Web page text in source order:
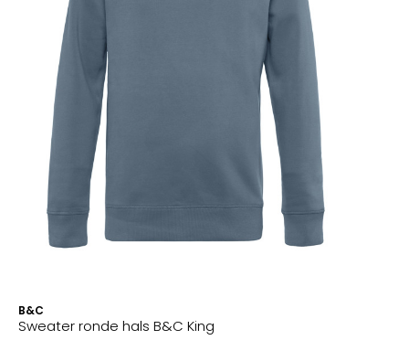
B&C
Sweater ronde hals B&C King